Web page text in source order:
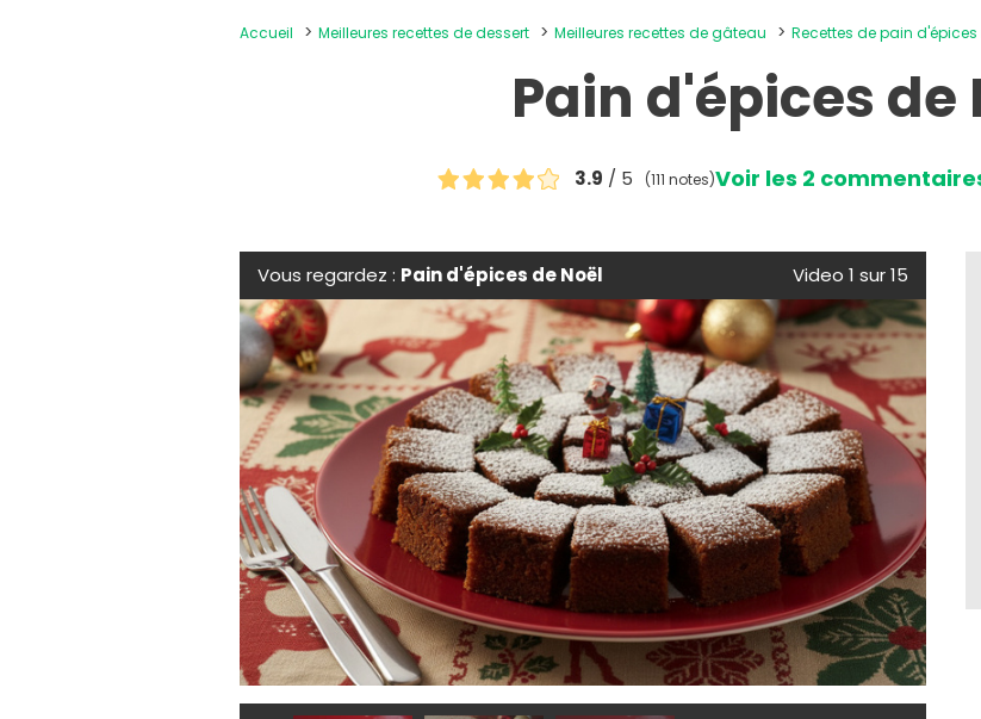
Accueil Meilleures recettes de dessert Meilleures recettes de gâteau Recettes de pain
Pain d'épices de
3.9 / 5 (111 notes)Voir les 2
Vous regardez : Pain d'épices de Noël Video 1 sur 15